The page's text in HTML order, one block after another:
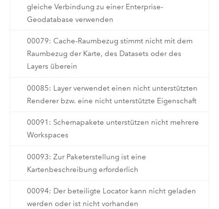
gleiche Verbindung zu einer Enterprise-
Geodatabase verwenden
00079: Cache-Raumbezug stimmt nicht mit dem
Raumbezug der Karte, des Datasets oder des
Layers überein
00085: Layer verwendet einen nicht unterstützten
Renderer bzw. eine nicht unterstützte Eigenschaft
00091: Schemapakete unterstützen nicht mehrere
Workspaces
00093: Zur Paketerstellung ist eine
Kartenbeschreibung erforderlich
00094: Der beteiligte Locator kann nicht geladen
werden oder ist nicht vorhanden